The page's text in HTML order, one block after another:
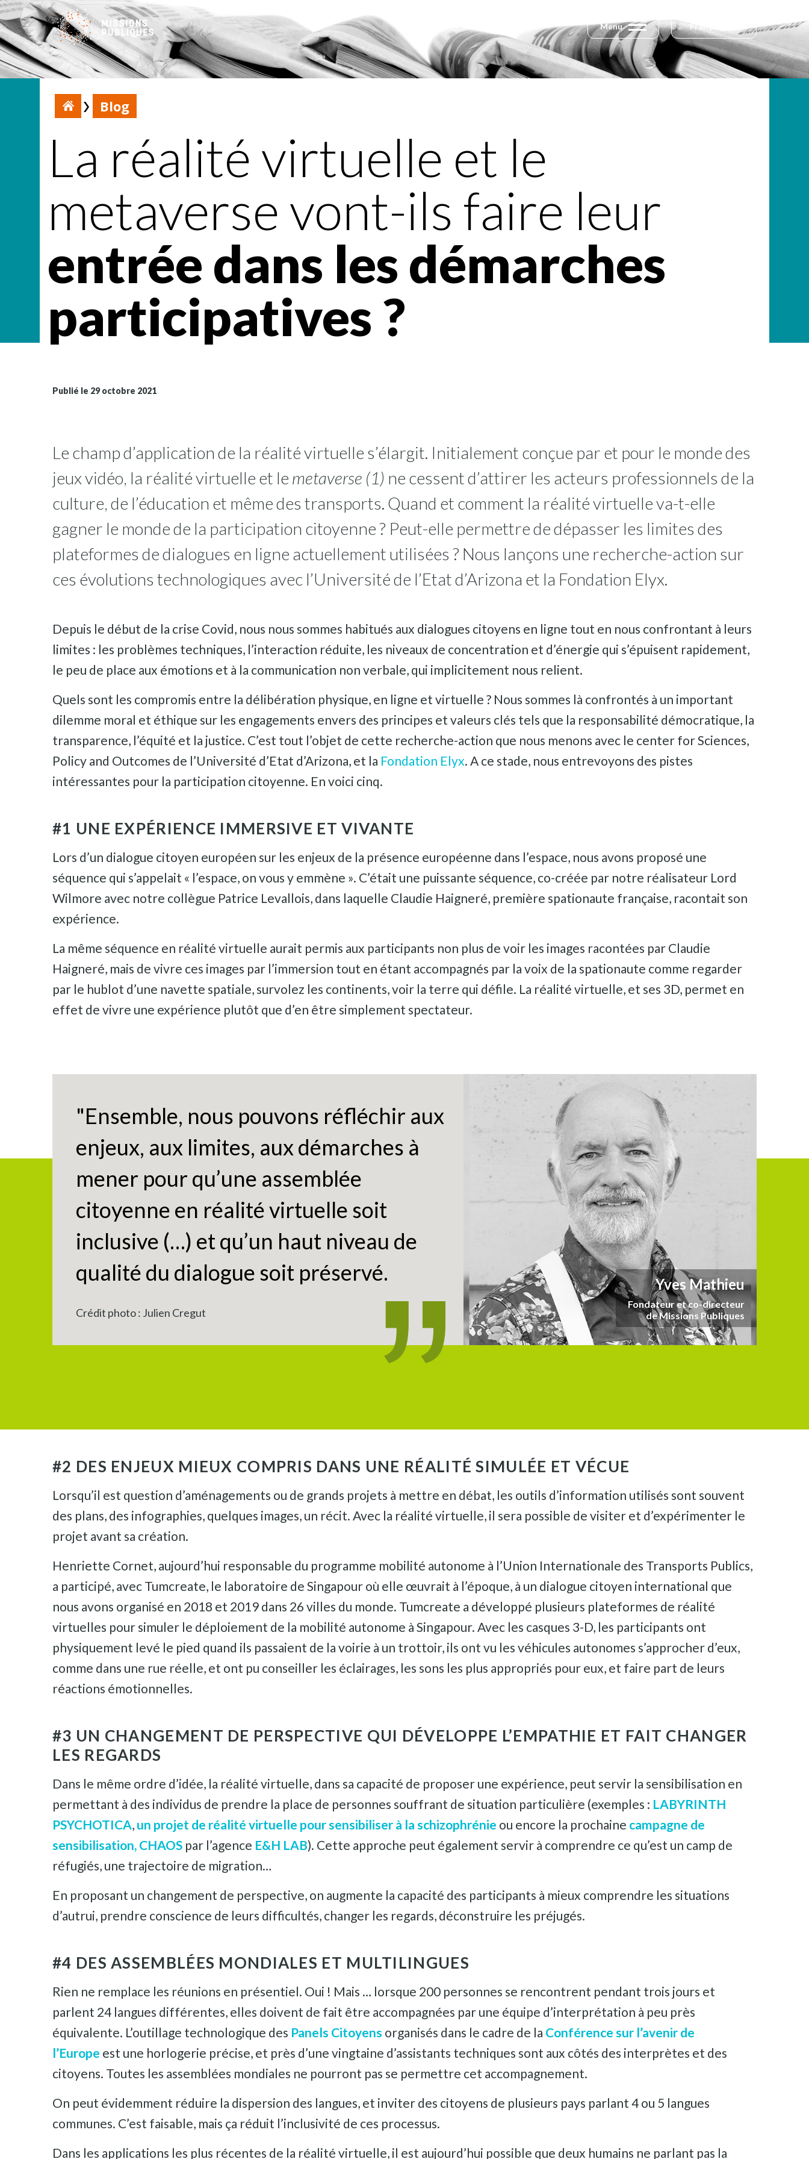
Menu Français
Blog
La réalité virtuelle et le
metaverse vont-ils faire leur
entrée dans les démarches
participatives ?
Publié le 29 octobre 2021
Le champ d’application de la réalité virtuelle s’élargit. Initialement conçue par et pour le monde des
jeux vidéo, la réalité virtuelle et le metaverse (1) ne cessent d’attirer les acteurs professionnels de la
culture, de l’éducation et même des transports. Quand et comment la réalité virtuelle va-t-elle
gagner le monde de la participation citoyenne ? Peut-elle permettre de dépasser les limites des
plateformes de dialogues en ligne actuellement utilisées ? Nous lançons une recherche-action sur
ces évolutions technologiques avec l’Université de l’Etat d’Arizona et la Fondation Elyx.
Depuis le début de la crise Covid, nous nous sommes habitués aux dialogues citoyens en ligne tout en nous confrontant à leurs
limites : les problèmes techniques, l’interaction réduite, les niveaux de concentration et d’énergie qui s’épuisent rapidement,
le peu de place aux émotions et à la communication non verbale, qui implicitement nous relient.
Quels sont les compromis entre la délibération physique, en ligne et virtuelle ? Nous sommes là confrontés à un important
dilemme moral et éthique sur les engagements envers des principes et valeurs clés tels que la responsabilité démocratique, la
transparence, l’équité et la justice. C’est tout l’objet de cette recherche-action que nous menons avec le center for Sciences,
Policy and Outcomes de l’Université d’Etat d’Arizona, et la Fondation Elyx. A ce stade, nous entrevoyons des pistes
intéressantes pour la participation citoyenne. En voici cinq.
#1 UNE EXPÉRIENCE IMMERSIVE ET VIVANTE
Lors d’un dialogue citoyen européen sur les enjeux de la présence européenne dans l’espace, nous avons proposé une
séquence qui s’appelait « l’espace, on vous y emmène ». C’était une puissante séquence, co-créée par notre réalisateur Lord
Wilmore avec notre collègue Patrice Levallois, dans laquelle Claudie Haigneré, première spationaute française, racontait son
expérience.
La même séquence en réalité virtuelle aurait permis aux participants non plus de voir les images racontées par Claudie
Haigneré, mais de vivre ces images par l’immersion tout en étant accompagnés par la voix de la spationaute comme regarder
par le hublot d’une navette spatiale, survolez les continents, voir la terre qui défile. La réalité virtuelle, et ses 3D, permet en
effet de vivre une expérience plutôt que d’en être simplement spectateur.
"Ensemble, nous pouvons réfléchir aux
enjeux, aux limites, aux démarches à
mener pour qu’une assemblée
citoyenne en réalité virtuelle soit
inclusive (…) et qu’un haut niveau de
qualité du dialogue soit préservé.
Crédit photo : Julien Cregut
Yves Mathieu
Fondateur et co-directeur
de Missions Publiques
#2 DES ENJEUX MIEUX COMPRIS DANS UNE RÉALITÉ SIMULÉE ET VÉCUE
Lorsqu’il est question d’aménagements ou de grands projets à mettre en débat, les outils d’information utilisés sont souvent
des plans, des infographies, quelques images, un récit. Avec la réalité virtuelle, il sera possible de visiter et d’expérimenter le
projet avant sa création.
Henriette Cornet, aujourd’hui responsable du programme mobilité autonome à l’Union Internationale des Transports Publics,
a participé, avec Tumcreate, le laboratoire de Singapour où elle œuvrait à l’époque, à un dialogue citoyen international que
nous avons organisé en 2018 et 2019 dans 26 villes du monde. Tumcreate a développé plusieurs plateformes de réalité
virtuelles pour simuler le déploiement de la mobilité autonome à Singapour. Avec les casques 3-D, les participants ont
physiquement levé le pied quand ils passaient de la voirie à un trottoir, ils ont vu les véhicules autonomes s’approcher d’eux,
comme dans une rue réelle, et ont pu conseiller les éclairages, les sons les plus appropriés pour eux, et faire part de leurs
réactions émotionnelles.
#3 UN CHANGEMENT DE PERSPECTIVE QUI DÉVELOPPE L’EMPATHIE ET FAIT CHANGER
LES REGARDS
Dans le même ordre d’idée, la réalité virtuelle, dans sa capacité de proposer une expérience, peut servir la sensibilisation en
permettant à des individus de prendre la place de personnes souffrant de situation particulière (exemples : LABYRINTH
PSYCHOTICA, un projet de réalité virtuelle pour sensibiliser à la schizophrénie ou encore la prochaine campagne de
sensibilisation, CHAOS par l’agence E&H LAB). Cette approche peut également servir à comprendre ce qu’est un camp de
réfugiés, une trajectoire de migration…
En proposant un changement de perspective, on augmente la capacité des participants à mieux comprendre les situations
d’autrui, prendre conscience de leurs difficultés, changer les regards, déconstruire les préjugés.
#4 DES ASSEMBLÉES MONDIALES ET MULTILINGUES
Rien ne remplace les réunions en présentiel. Oui ! Mais … lorsque 200 personnes se rencontrent pendant trois jours et
parlent 24 langues différentes, elles doivent de fait être accompagnées par une équipe d’interprétation à peu près
équivalente. L’outillage technologique des Panels Citoyens organisés dans le cadre de la Conférence sur l’avenir de
l’Europe est une horlogerie précise, et près d’une vingtaine d’assistants techniques sont aux côtés des interprètes et des
citoyens. Toutes les assemblées mondiales ne pourront pas se permettre cet accompagnement.
On peut évidemment réduire la dispersion des langues, et inviter des citoyens de plusieurs pays parlant 4 ou 5 langues
communes. C’est faisable, mais ça réduit l’inclusivité de ces processus.
Dans les applications les plus récentes de la réalité virtuelle, il est aujourd’hui possible que deux humains ne parlant pas la